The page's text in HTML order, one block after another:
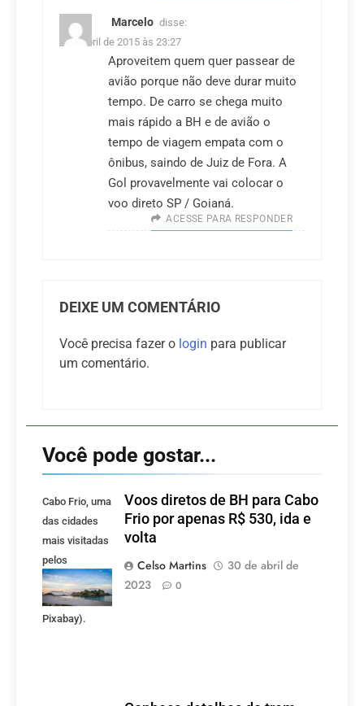
Marcelo disse:
7 de abril de 2015 às 23:27
Aproveitem quem quer passear de
avião porque não deve durar muito
tempo. De carro se chega muito
mais rápido a BH e de avião o
tempo de viagem empata com o
ônibus, saindo de Juiz de Fora. A
Gol provavelmente vai colocar o
voo direto SP / Goianá.
ACESSE PARA RESPONDER
DEIXE UM COMENTÁRIO
Você precisa fazer o login para publicar
um comentário.
Você pode gostar...
Cabo Frio, uma
das cidades
mais visitadas
pelos
mineiros.
(Foto:
Pixabay).
Voos diretos de BH para Cabo
Frio por apenas R$ 530, ida e
volta
Celso Martins
30 de abril de
2023
0